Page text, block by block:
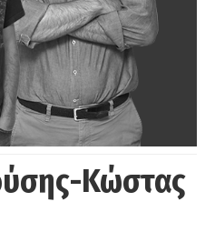
Κώστας